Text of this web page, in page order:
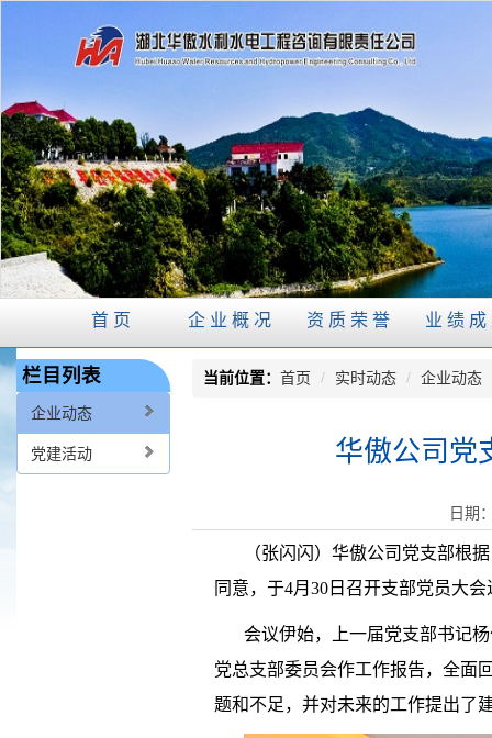
首页 企业概况 资质荣誉 业绩
栏目列表
企业动态
党建活动
当前位置： 首页 / 实时动态 / 企业动态
华傲公司党
日期
（张闪闪）华傲公司党支部根
同意，于4月 30 日召开支部党员大
会议伊始，上一届党支部书记
党总支部委员会作工作报告，全面
题和不足，并对未来的工作提出了